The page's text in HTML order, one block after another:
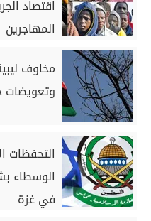
اقتصاد
المهاجرين
مخاوف
التحفظات
الوسطاء
في غزة